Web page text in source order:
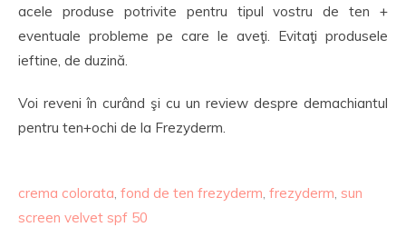
acele produse potrivite pentru tipul vostru de ten +
eventuale probleme pe care le aveţi. Evitaţi produsele
ieftine, de duzină.
Voi reveni în curând şi cu un review despre demachiantul
pentru ten+ochi de la Frezyderm.
crema colorata, fond de ten frezyderm, frezyderm, sun
screen velvet spf 50